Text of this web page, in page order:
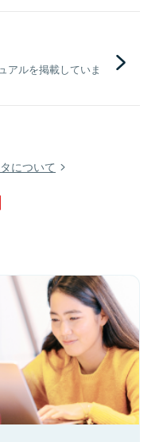
アルを掲載していま
について